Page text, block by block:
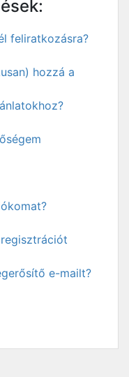
feliratkozásra?
hozzá a
e-mailt?